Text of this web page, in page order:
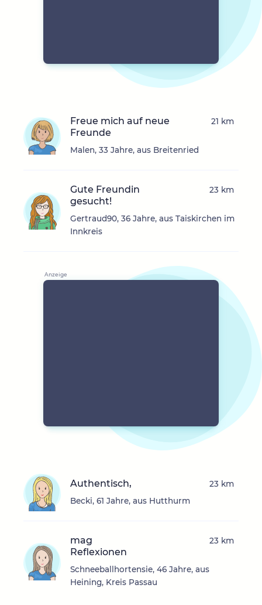
Freue mich auf neue
Freunde
Malen, 33 Jahre, aus Breitenried
21 km
Gute Freundin
gesucht!
Gertraud90, 36 Jahre, aus Taiskirchen im
Innkreis
23 km
Authentisch,
Becki, 61 Jahre, aus Hutthurm
23 km
mag
Reflexionen
Schneeballhortensie, 46 Jahre, aus
Heining, Kreis Passau
23 km